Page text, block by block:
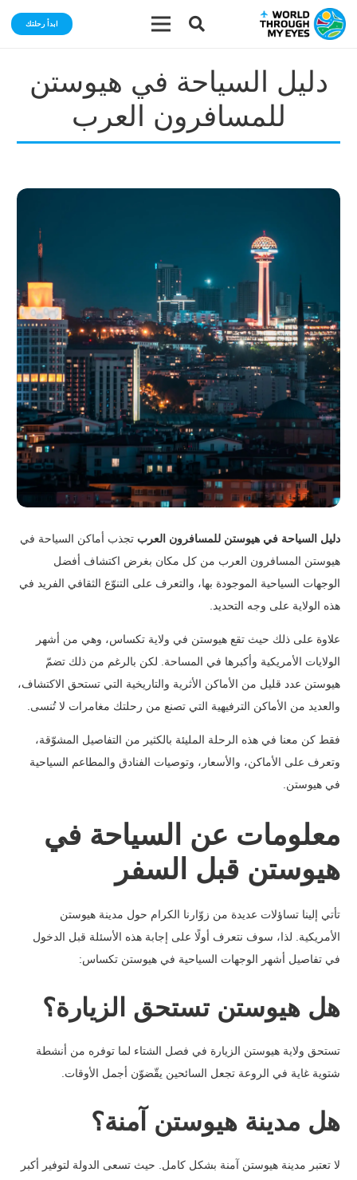
ابدأ رحلتك
دليل السياحة في هيوستن
للمسافرون العرب
دليل السياحة في هيوستن للمسافرون العرب تجذب أماكن السياحة في
هيوستن المسافرون العرب من كل مكان بغرض اكتشاف أفضل
الوجهات السياحية الموجودة بها، والتعرف على التنوّع الثقافي الفريد في
هذه الولاية على وجه التحديد.
علاوة على ذلك حيث تقع هيوستن في ولاية تكساس، وهي من أشهر
الولايات الأمريكية وأكبرها في المساحة. لكن بالرغم من ذلك تضمّ
هيوستن عدد قليل من الأماكن الأثرية والتاريخية التي تستحق الاكتشاف،
والعديد من الأماكن الترفيهية التي تصنع من رحلتك مغامرات لا تُنسى.
فقط كن معنا في هذه الرحلة المليئة بالكثير من التفاصيل المشوّقة،
وتعرف على الأماكن، والأسعار، وتوصيات الفنادق والمطاعم السياحية
في هيوستن.
معلومات عن السياحة في
هيوستن قبل السفر
تأتي إلينا تساؤلات عديدة من زوّارنا الكرام حول مدينة هيوستن
الأمريكية. لذا، سوف نتعرف أولًا على إجابة هذه الأسئلة قبل الدخول
في تفاصيل أشهر الوجهات السياحية في هيوستن تكساس:
هل هيوستن تستحق الزيارة؟
تستحق ولاية هيوستن الزيارة في فصل الشتاء لما توفره من أنشطة
شتوية غاية في الروعة تجعل السائحين يقّضوّن أجمل الأوقات.
هل مدينة هيوستن آمنة؟
لا تعتبر مدينة هيوستن آمنة بشكل كامل. حيث تسعى الدولة لتوفير أكبر